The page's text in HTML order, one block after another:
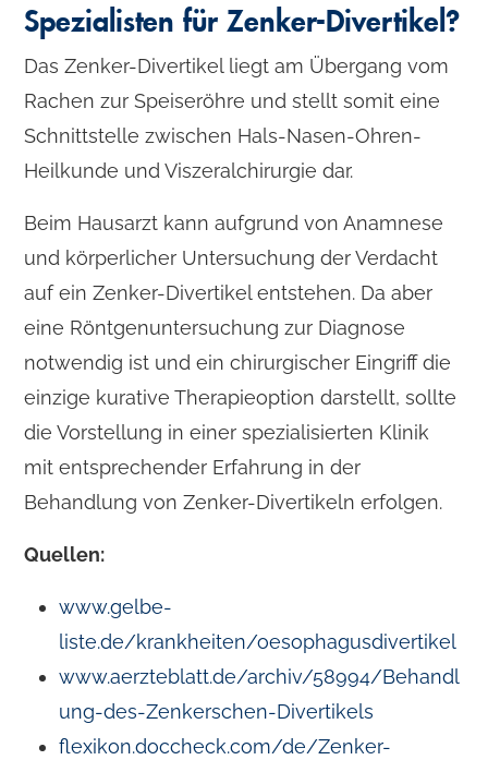
Spezialisten für Zenker-Divertikel?
Das Zenker-Divertikel liegt am Übergang vom
Rachen zur Speiseröhre und stellt somit eine
Schnittstelle zwischen Hals-Nasen-Ohren-
Heilkunde und Viszeralchirurgie dar.
Beim Hausarzt kann aufgrund von Anamnese
und körperlicher Untersuchung der Verdacht
auf ein Zenker-Divertikel entstehen. Da aber
eine Röntgenuntersuchung zur Diagnose
notwendig ist und ein chirurgischer Eingriff die
einzige kurative Therapieoption darstellt, sollte
die Vorstellung in einer spezialisierten Klinik
mit entsprechender Erfahrung in der
Behandlung von Zenker-Divertikeln erfolgen.
Quellen:
www.gelbe-
liste.de/krankheiten/oesophagusdivertikel
www.aerzteblatt.de/archiv/58994/Behandl
ung-des-Zenkerschen-Divertikels
flexikon.doccheck.com/de/Zenker-